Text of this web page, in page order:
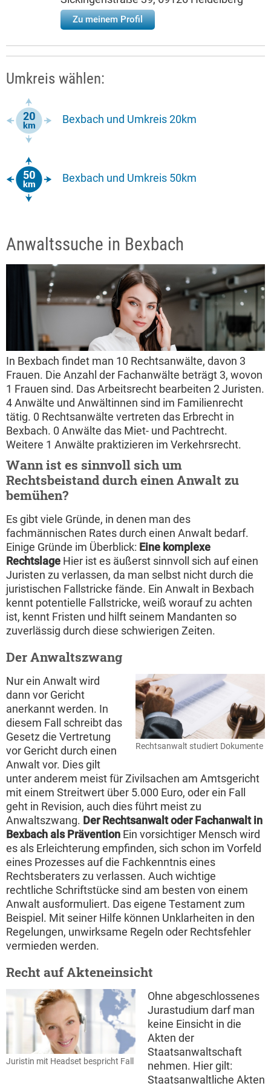
Zu meinem Profil
Umkreis wählen:
Bexbach und Umkreis 20km
Bexbach und Umkreis 50km
Anwaltssuche in Bexbach
In Bexbach findet man 10 Rechtsanwälte, davon 3
Frauen. Die Anzahl der Fachanwälte beträgt 3, wovon
1 Frauen sind. Das Arbeitsrecht bearbeiten 2 Juristen.
4 Anwälte und Anwältinnen sind im Familienrecht
tätig. 0 Rechtsanwälte vertreten das Erbrecht in
Bexbach. 0 Anwälte das Miet- und Pachtrecht.
Weitere 1 Anwälte praktizieren im Verkehrsrecht.
Wann ist es sinnvoll sich um
Rechtsbeistand durch einen Anwalt zu
bemühen?
Es gibt viele Gründe, in denen man des
fachmännischen Rates durch einen Anwalt bedarf.
Einige Gründe im Überblick: Eine komplexe
Rechtslage Hier ist es äußerst sinnvoll sich auf einen
Juristen zu verlassen, da man selbst nicht durch die
juristischen Fallstricke fände. Ein Anwalt in Bexbach
kennt potentielle Fallstricke, weiß worauf zu achten
ist, kennt Fristen und hilft seinem Mandanten so
zuverlässig durch diese schwierigen Zeiten.
Der Anwaltszwang
Rechtsanwalt studiert Dokumente
Nur ein Anwalt wird
dann vor Gericht
anerkannt werden. In
diesem Fall schreibt das
Gesetz die Vertretung
vor Gericht durch einen
Anwalt vor. Dies gilt
unter anderem meist für Zivilsachen am Amtsgericht
mit einem Streitwert über 5.000 Euro, oder ein Fall
geht in Revision, auch dies führt meist zu
Anwaltszwang. Der Rechtsanwalt oder Fachanwalt in
Bexbach als Prävention Ein vorsichtiger Mensch wird
es als Erleichterung empfinden, sich schon im Vorfeld
eines Prozesses auf die Fachkenntnis eines
Rechtsberaters zu verlassen. Auch wichtige
rechtliche Schriftstücke sind am besten von einem
Anwalt ausformuliert. Das eigene Testament zum
Beispiel. Mit seiner Hilfe können Unklarheiten in den
Regelungen, unwirksame Regeln oder Rechtsfehler
vermieden werden.
Recht auf Akteneinsicht
Juristin mit Headset bespricht Fall
Ohne abgeschlossenes
Jurastudium darf man
keine Einsicht in die
Akten der
Staatsanwaltschaft
nehmen. Hier gilt:
Staatsanwaltliche Akten